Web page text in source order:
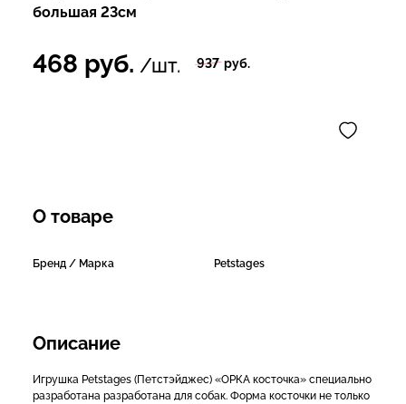
большая 23см
468 руб. /шт. 937руб.
О товаре
Бренд / Марка Petstages
Описание
Игрушка Petstages (Петстэйджес) «ОРКА косточка» специально
разработана разработана для собак. Форма косточки не только